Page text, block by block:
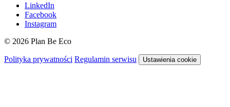
LinkedIn
Facebook
Instagram
© 2026 Plan Be Eco
Polityka prywatności Regulamin serwisu Ustawienia cookie